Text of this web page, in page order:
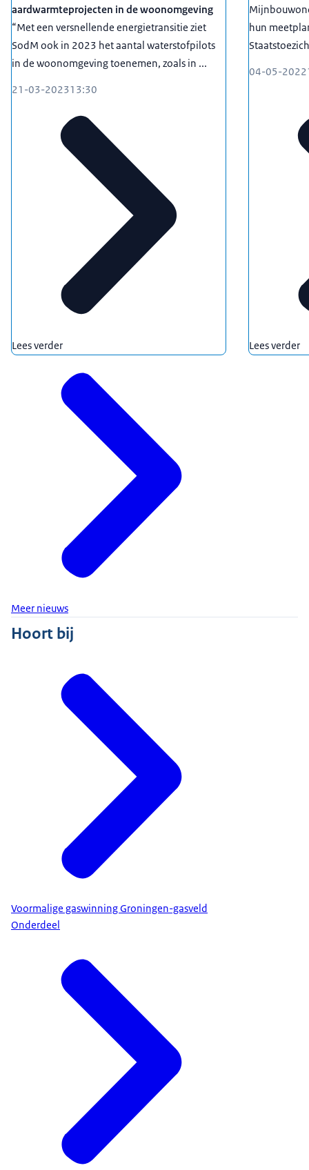
aardwarmteprojecten in de woonomgeving
“Met een versnellende energietransitie ziet
SodM ook in 2023 het aantal waterstofpilots
in de woonomgeving toenemen, zoals in ...
21-03-202313:30
Lees verder
hun
04-05-2022
Lees verder
Meer nieuws
Hoort bij
Voormalige gaswinning Groningen-gasveld
Onderdeel